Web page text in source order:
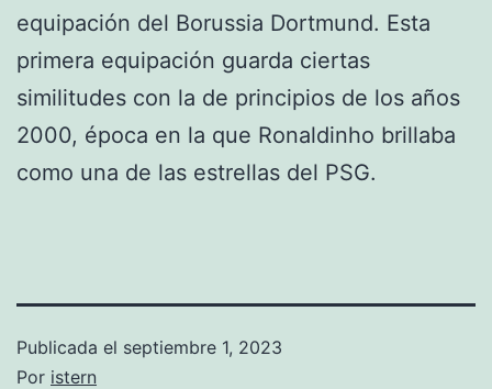
equipación del Borussia Dortmund. Esta
primera equipación guarda ciertas
similitudes con la de principios de los años
2000, época en la que Ronaldinho brillaba
como una de las estrellas del PSG.
Publicada el septiembre 1, 2023
Por istern